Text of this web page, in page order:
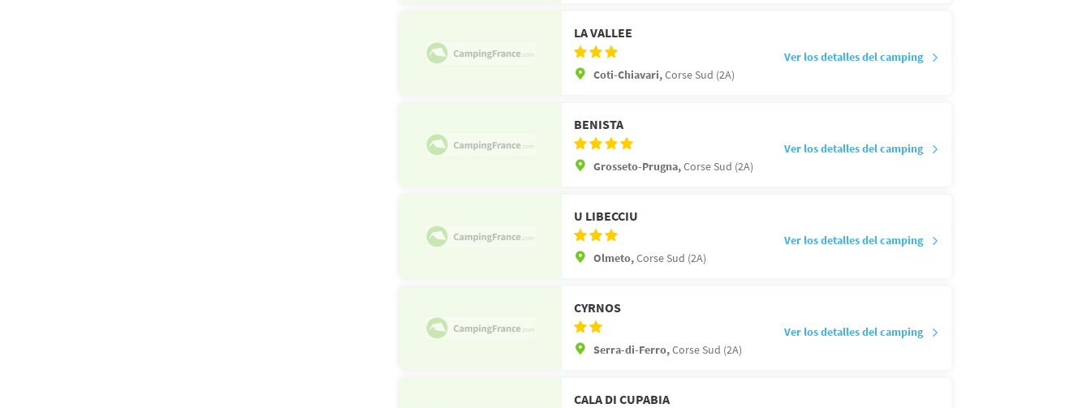
LA VALLEE
Coti-Chiavari,Corse Sud (2A)
Ver los detalles del camping
BENISTA
Grosseto-Prugna,Corse Sud (2A)
Ver los detalles del camping
U LIBECCIU
Olmeto,Corse Sud (2A)
Ver los detalles del camping
CYRNOS
Serra-di-Ferro,Corse Sud (2A)
Ver los detalles del camping
CALA DI CUPABIA